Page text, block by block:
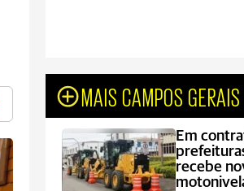
MAIS CAMPOS GERAIS
Em
recebe